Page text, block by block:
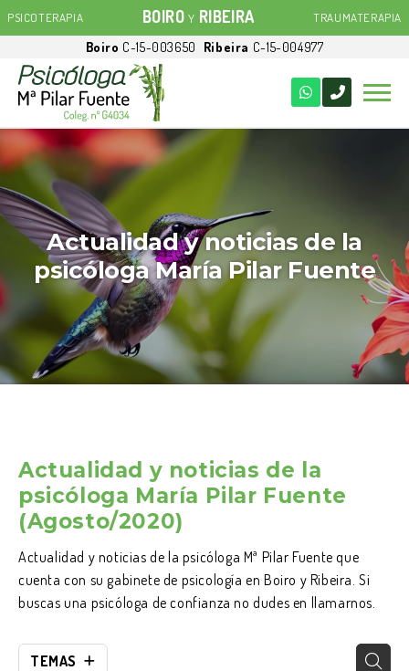
PSICOTERAPIA BOIRO Y RIBEIRA TRAUMATERAPIA
Boiro C-15-003650 Ribeira C-15-004977
Actualidad y noticias de la
psicóloga María Pilar Fuente
Actualidad y noticias de la
psicóloga María Pilar Fuente
(Agosto/2020)
Actualidad y noticias de la psicóloga Mª Pilar Fuente que
cuenta con su gabinete de psicología en Boiro y Ribeira. Si
buscas una psicóloga de confianza no dudes en llamarnos.
TEMAS